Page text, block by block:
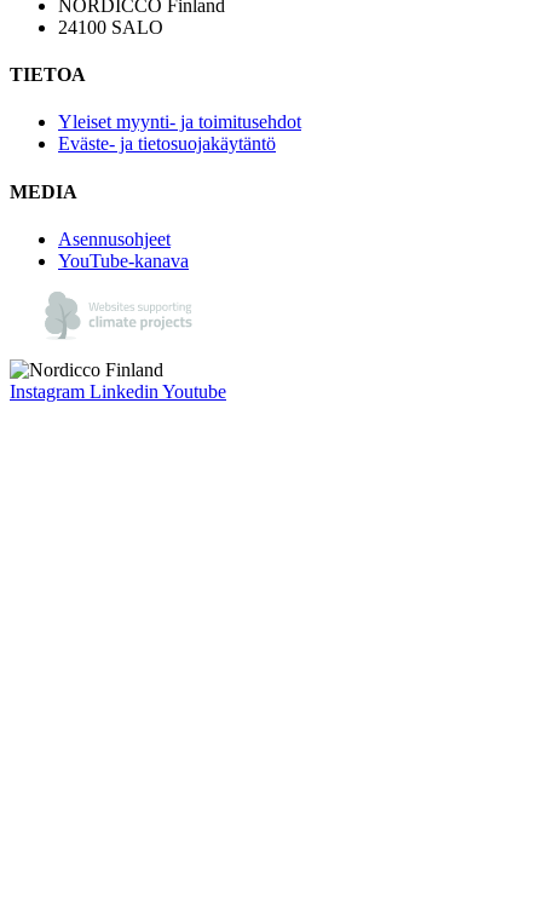
NORDICCO Finland
24100 SALO
TIETOA
Yleiset myynti- ja toimitusehdot
Eväste- ja tietosuojakäytäntö
MEDIA
Asennusohjeet
YouTube-kanava
Instagram Linkedin Youtube